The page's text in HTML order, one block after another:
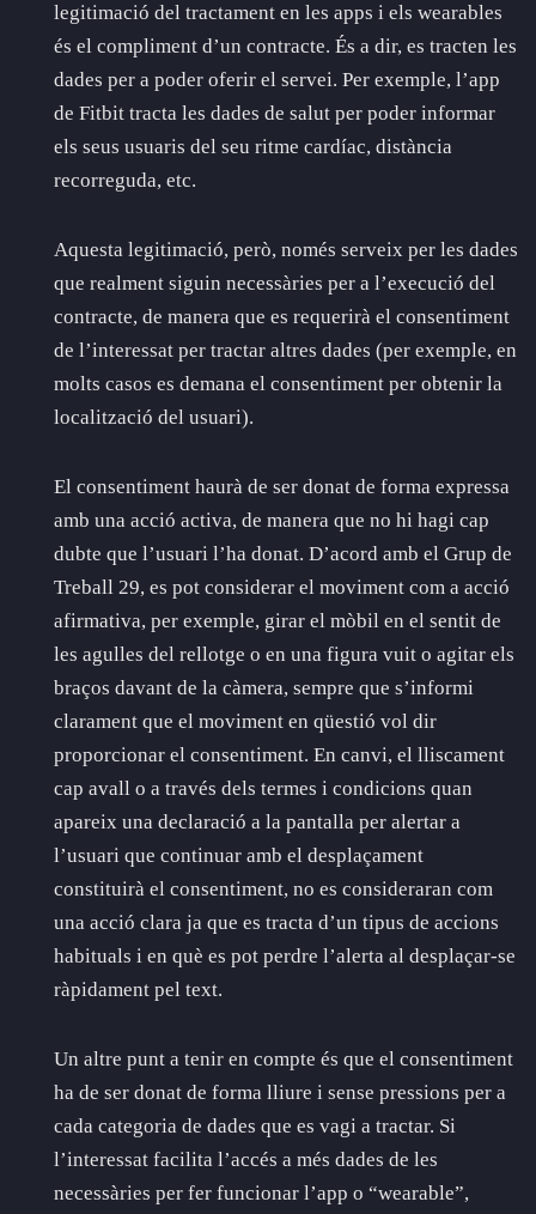
legitimació del tractament en les apps i els wearables
és el compliment d’un contracte. És a dir, es tracten les
dades per a poder oferir el servei. Per exemple, l’app
de Fitbit tracta les dades de salut per poder informar
els seus usuaris del seu ritme cardíac, distància
recorreguda, etc.
Aquesta legitimació, però, només serveix per les dades
que realment siguin necessàries per a l’execució del
contracte, de manera que es requerirà el consentiment
de l’interessat per tractar altres dades (per exemple, en
molts casos es demana el consentiment per obtenir la
localització del usuari).
El consentiment haurà de ser donat de forma expressa
amb una acció activa, de manera que no hi hagi cap
dubte que l’usuari l’ha donat. D’acord amb el Grup de
Treball 29, es pot considerar el moviment com a acció
afirmativa, per exemple, girar el mòbil en el sentit de
les agulles del rellotge o en una figura vuit o agitar els
braços davant de la càmera, sempre que s’informi
clarament que el moviment en qüestió vol dir
proporcionar el consentiment. En canvi, el lliscament
cap avall o a través dels termes i condicions quan
apareix una declaració a la pantalla per alertar a
l’usuari que continuar amb el desplaçament
constituirà el consentiment, no es consideraran com
una acció clara ja que es tracta d’un tipus de accions
habituals i en què es pot perdre l’alerta al desplaçar-se
ràpidament pel text.
Un altre punt a tenir en compte és que el consentiment
ha de ser donat de forma lliure i sense pressions per a
cada categoria de dades que es vagi a tractar. Si
l’interessat facilita l’accés a més dades de les
necessàries per fer funcionar l’app o “wearable”,